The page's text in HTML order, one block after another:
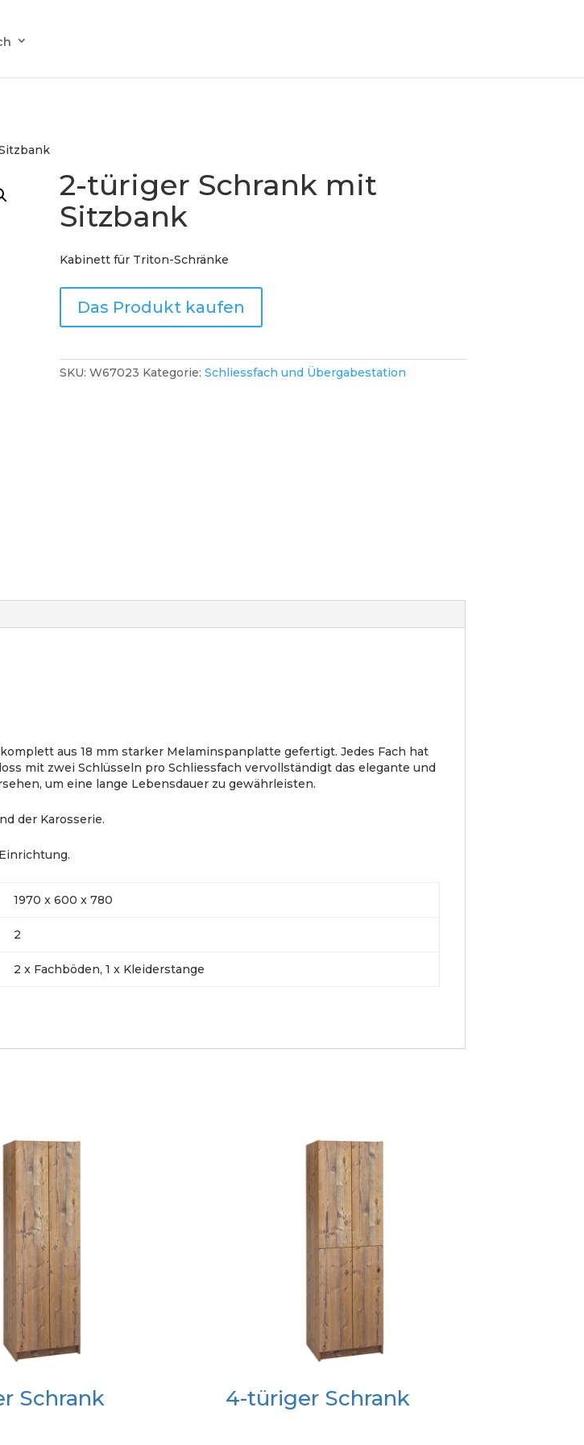
2-türiger Schrank mit
Sitzbank
Kabinett für Triton-Schränke
Das Produkt kaufen
SKU: W67023 Kategorie: Schliessfach und Übergabestation
aus 18 mm starker Melaminspanplatte gefertigt. Jedes Fach hat
mit zwei Schlüsseln pro Schliessfach vervollständigt das elegante und
um eine lange Lebensdauer zu gewährleisten.
der Karosserie.
1970 x 600 x 780
2
2 x Fachböden, 1 x Kleiderstange
Schrank 4-türiger Schrank